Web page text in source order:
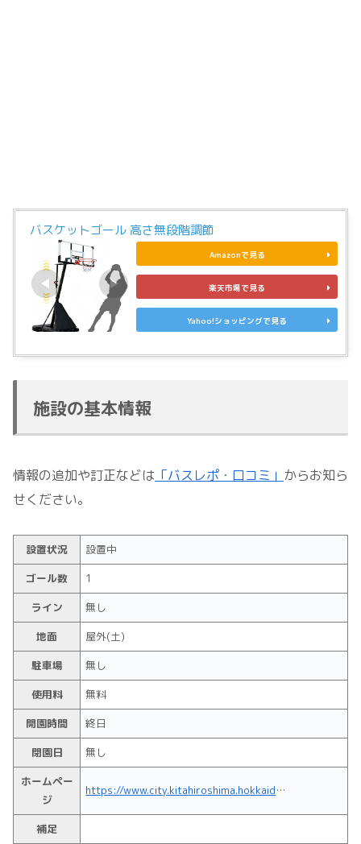
バスケットゴール 高さ無段階調節
Amazonで見る
楽天市場で見る
Yahoo!ショッピングで見る
施設の基本情報
情報の追加や訂正などは 「バスレポ・口コミ」 からお知ら
せください。
設置状況
設置中
ゴール数
1
ライン
無し
地面
屋外(土)
駐車場
無し
使用料
無料
開園時間
終日
閉園日
無し
ホームペー
ジ
https://www.city.kitahiroshima.hokkaido.jp/kosodate/detail/00125708.html#東公園
補足